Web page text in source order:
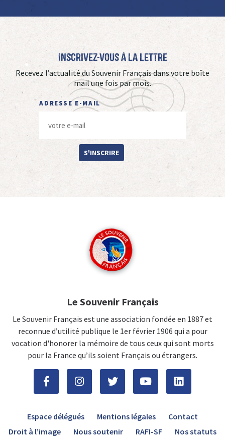
Inscrivez-vous à La Lettre
Recevez l’actualité du Souvenir Français dans votre boîte
mail une fois par mois.
ADRESSE E-MAIL
S'INSCRIRE
Le Souvenir Français
Le Souvenir Français est une association fondée en 1887 et
reconnue d’utilité publique le 1er février 1906 qui a pour
vocation d'honorer la mémoire de tous ceux qui sont morts
pour la France qu’ils soient Français ou étrangers.
Espace délégués Mentions légales
Contact
Droit à l’image
Nous soutenir RAFI-SF Nos statuts